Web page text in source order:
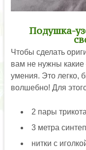
Подушка-
Чтобы сделать
вам не нужны
умения. Это легко,
волшебно! Для
2 пары
3 метра
нитки с